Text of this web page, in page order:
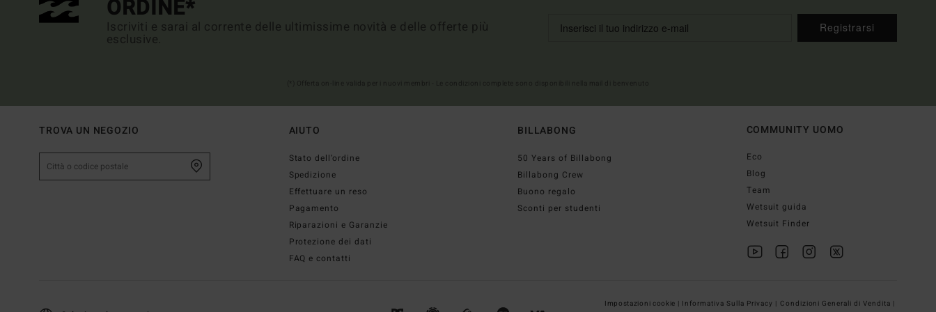
ORDINE*
Iscriviti e sarai al corrente delle ultimissime novità e delle offerte più
esclusive.
Registrarsi
TROVA UN NEGOZIO AIUTO
Stato dell’ordine
Spedizione
Effettuare un reso
Pagamento
Riparazioni e Garanzie
Protezione dei dati
FAQ e contatti
BILLABONG
50 Years of Billabong
Billabong Crew
Buono regalo
Sconti per studenti
COMMUNITY UOMO
Eco
Blog
Team
Wetsuit guida
Wetsuit Finder
Impostazioni cookie | Informativa Sulla Privacy | Condizioni Generali di Vendita |